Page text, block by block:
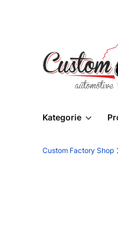
Kategorie
Custom Factory Shop